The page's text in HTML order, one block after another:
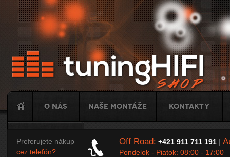
O nás Naše montáže Kontakty
Tuning
Preferujete nákup
cez telefón?
Off Road: +421 911 711 191|
Pondelok - Piatok: 08:00 - 17:00